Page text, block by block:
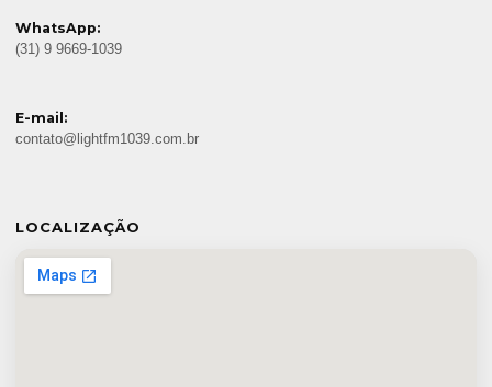
WhatsApp:
(31) 9 9669-1039
E-mail:
contato@lightfm1039.com.br
LOCALIZAÇÃO